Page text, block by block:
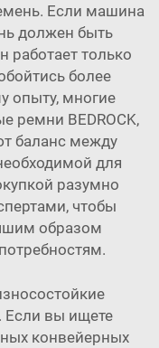
Если машина
должен быть
только
более
многие
ремни BEDROCK,
баланс между
для
разумно
чтобы
образом
Если вы ищете
конвейерных